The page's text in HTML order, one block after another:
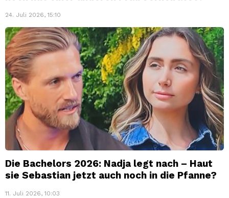
24. Juli 2026, 15:10
Die Bachelors 2026: Nadja legt nach – Haut
sie Sebastian jetzt auch noch in die Pfanne?
11. Juli 2026, 10:03